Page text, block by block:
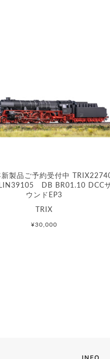
製品ご予約受付中
DB BR01.10 DCC
ウンドEP3
TRIX
¥30,000